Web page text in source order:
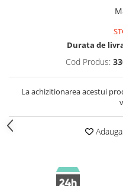
Durata de
Cod Produs:
La achizitionarea acestui